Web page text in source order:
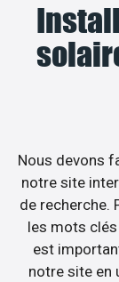
Nous devons
notre site
de recherche.
les mots clés
est
notre site en